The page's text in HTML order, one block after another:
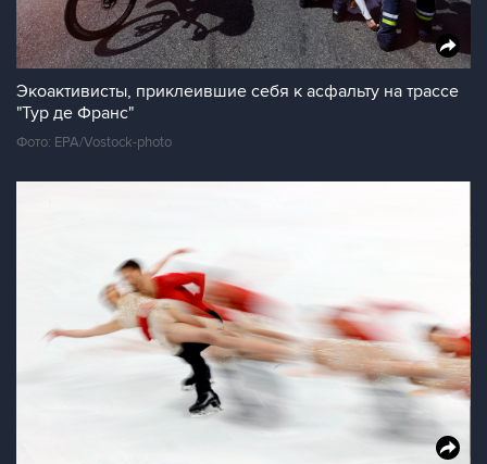
Экоактивисты, приклеившие себя к асфальту на трассе
"Тур де Франс"
Фото: EPA/Vostock-photo